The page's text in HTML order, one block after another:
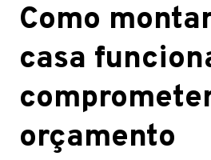
Como
casa
orçamento